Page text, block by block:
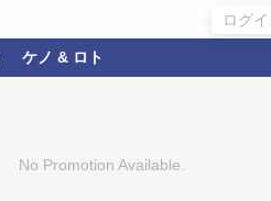
ケノ & ロト
No Promotion Available.